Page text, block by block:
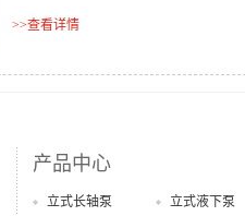
>>查看详情
产品中心
立式长轴泵 立式液下泵